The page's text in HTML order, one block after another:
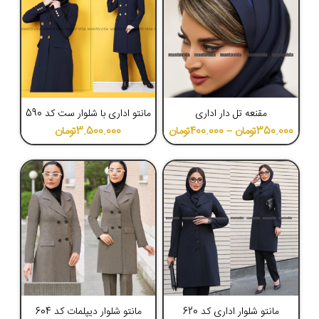
4.49
مقنعه تل دار اداری
350.000تومان –
400.000تومان
4.53
مانتو اداری با شلوار ست کد 590
3.500.000تومان
4.41
مانتو شلوار اداری کد 620
4.67
مانتو شلوار دیپلمات کد 604